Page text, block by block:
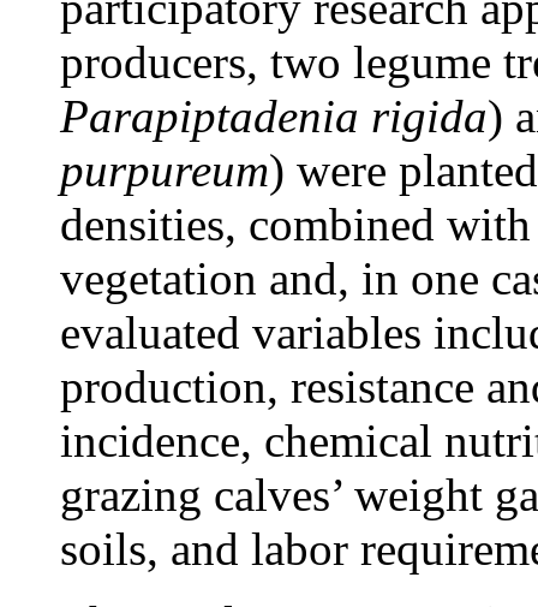
producers, two legume
Parapiptadenia rigida)
purpureum) were
densities, combined
vegetation and, in one
evaluated variables
production, resistance
incidence, chemical
grazing calves’ weight
soils, and labor